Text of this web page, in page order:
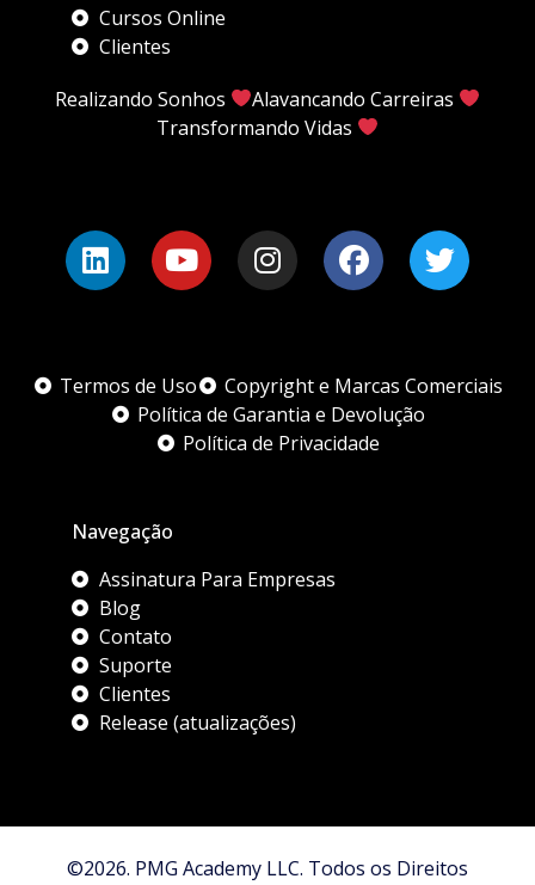
Cursos Online
Clientes
Realizando Sonhos
Alavancando Carreiras
Transformando Vidas
Termos de Uso
Copyright e Marcas Comerciais
Política de Garantia e Devolução
Política de Privacidade
Navegação
Assinatura Para Empresas
Blog
Contato
Suporte
Clientes
Release (atualizações)
©2026. PMG Academy LLC. Todos os Direitos